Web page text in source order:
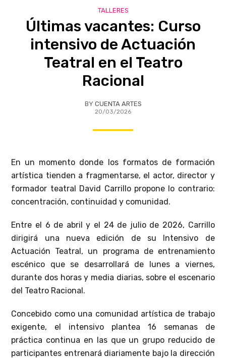
TALLERES
Últimas vacantes: Curso
intensivo de Actuación
Teatral en el Teatro
Racional
BY CUENTA ARTES
20/03/2026
En un momento donde los formatos de formación
artística tienden a fragmentarse, el actor, director y
formador teatral David Carrillo propone lo contrario:
concentración, continuidad y comunidad.
Entre el 6 de abril y el 24 de julio de 2026, Carrillo
dirigirá una nueva edición de su Intensivo de
Actuación Teatral, un programa de entrenamiento
escénico que se desarrollará de lunes a viernes,
durante dos horas y media diarias, sobre el escenario
del Teatro Racional.
Concebido como una comunidad artística de trabajo
exigente, el intensivo plantea 16 semanas de
práctica continua en las que un grupo reducido de
participantes entrenará diariamente bajo la dirección